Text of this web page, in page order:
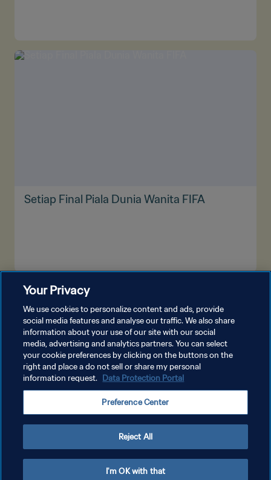
Setiap Final Piala Dunia Wanita FIFA
KEBIJAKAN PRIVASI
ATUR PREFERENSI KUKI
Copyright © 1994 - 2026 FIFA. All rights reserved.
Your Privacy
We use cookies to personalize content and ads, provide
social media features and analyse our traffic. We also share
information about your use of our site with our social
media, advertising and analytics partners. You can select
your cookie preferences by clicking on the buttons on the
right and place a do not sell or share my personal
information request. Data Protection Portal
Preference Center
Reject All
I'm OK with that